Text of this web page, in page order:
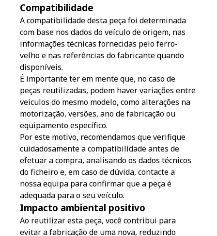
Compatibilidade
A compatibilidade desta peça foi determinada
com base nos dados do veículo de origem, nas
informações técnicas fornecidas pelo ferro-
velho e nas referências do fabricante quando
disponíveis.
É importante ter em mente que, no caso de
peças reutilizadas, podem haver variações entre
veículos do mesmo modelo, como alterações na
motorização, versões, ano de fabricação ou
equipamento específico.
Por este motivo, recomendamos que verifique
cuidadosamente a compatibilidade antes de
efetuar a compra, analisando os dados técnicos
do ficheiro e, em caso de dúvida, contacte a
nossa equipa para confirmar que a peça é
adequada para o seu veículo.
Impacto ambiental positivo
Ao reutilizar esta peça, você contribui para
evitar a fabricação de uma nova, reduzindo